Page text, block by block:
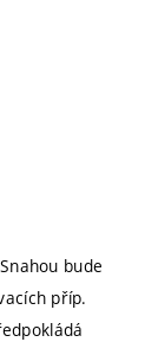
bude
příp.